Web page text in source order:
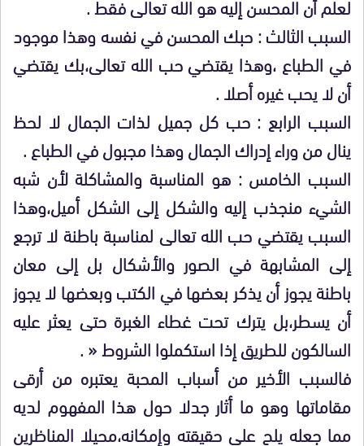
السبب الثالث : حبك المحسن في نفسه وهذا موجود
في الطباع ،وهذا يقتضي حب الله تعالى،بك يقتضي
أن لا يحب غيره أصلا .
السبب الرابع : حب كل جميل لذات الجمال لا لحظ
ينال من وراء إدراك الجمال وهذا مجبول في الطباع .
السبب الخامس : هو المناسبة والمشاكلة لأن شبه
الشيء منجذب إليه والشكل إلى الشكل أميل،وهذا
السبب يقتضي حب الله تعالى لمناسبة باطنة لا ترجع
إلى المشابهة في الصور والأشكال بل إلى معان
باطنة يجوز أن يذكر بعضها في الكتب وبعضها لا يجوز
أن يسطر،بل يترك تحت غطاء الغبرة حتى يعثر عليه
السالكون للطريق إذا استكملوا الشروط « .
فالسبب الأخير من أسباب المحبة يعتبره من أرقى
مقاماتها وهو ما أثار جدلا حول هذا المفهوم لديه
مما جعله يلح على حقيقته وإمكانه،محيلا المناظرين